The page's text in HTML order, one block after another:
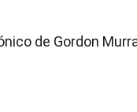
de Gordon